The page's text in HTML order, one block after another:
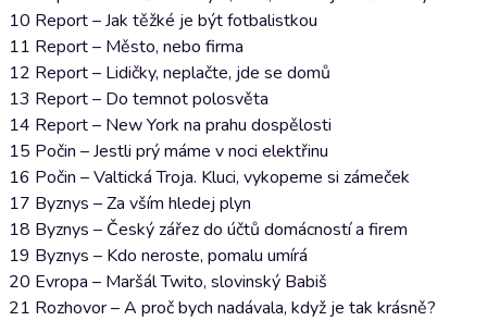
10 Report – Jak těžké je být fotbalistkou
11 Report – Město, nebo firma
12 Report – Lidičky, neplačte, jde se domů
13 Report – Do temnot polosvěta
14 Report – New York na prahu dospělosti
15 Počin – Jestli prý máme v noci elektřinu
16 Počin – Valtická Troja. Kluci, vykopeme si zámeček
17 Byznys – Za vším hledej plyn
18 Byznys – Český zářez do účtů domácností a firem
19 Byznys – Kdo neroste, pomalu umírá
20 Evropa – Maršál Twito, slovinský Babiš
21 Rozhovor – A proč bych nadávala, když je tak krásně?